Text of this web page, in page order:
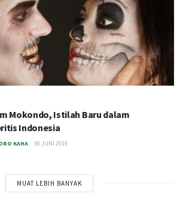
Mokondo, Istilah Baru dalam
Indonesia
KAHA 30 JUNI 2019
MUAT LEBIH BANYAK